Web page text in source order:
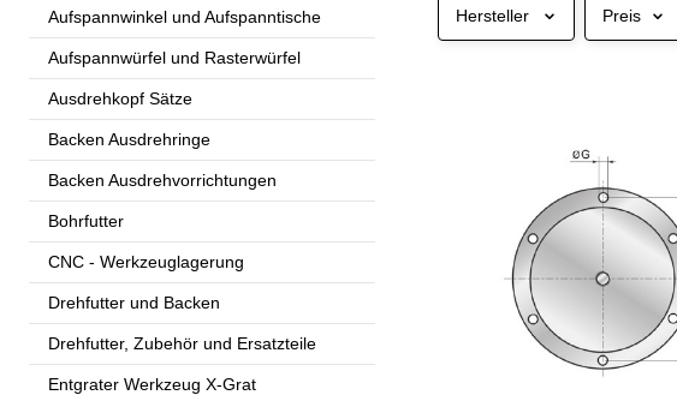
Aufspannwinkel und Aufspanntische
Aufspannwürfel und Rasterwürfel
Ausdrehkopf Sätze
Backen Ausdrehringe
Backen Ausdrehvorrichtungen
Bohrfutter
CNC - Werkzeuglagerung
Drehfutter und Backen
Drehfutter, Zubehör und Ersatzteile
Entgrater Werkzeug X-Grat
Hersteller Preis